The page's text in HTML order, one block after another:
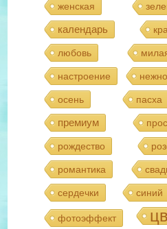
женская
календарь
любовь
настроение
осень пасха
премиум
рождество
романтика
сердечки синий
фотоэффект